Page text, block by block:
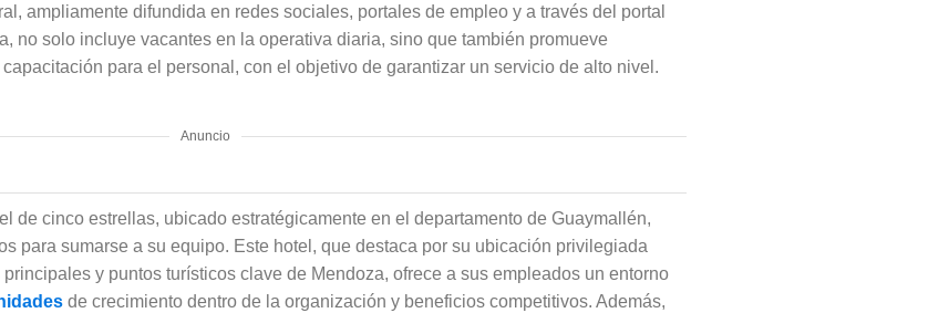
ampliamente difundida en redes sociales, portales de empleo y a través del portal
no solo incluye vacantes en la operativa diaria, sino que también promueve
para el personal, con el objetivo de garantizar un servicio de alto nivel.
Anuncio
de cinco estrellas, ubicado estratégicamente en el departamento de Guaymallén,
para sumarse a su equipo. Este hotel, que destaca por su ubicación privilegiada
y puntos turísticos clave de Mendoza, ofrece a sus empleados un entorno
de crecimiento dentro de la organización y beneficios competitivos. Además,